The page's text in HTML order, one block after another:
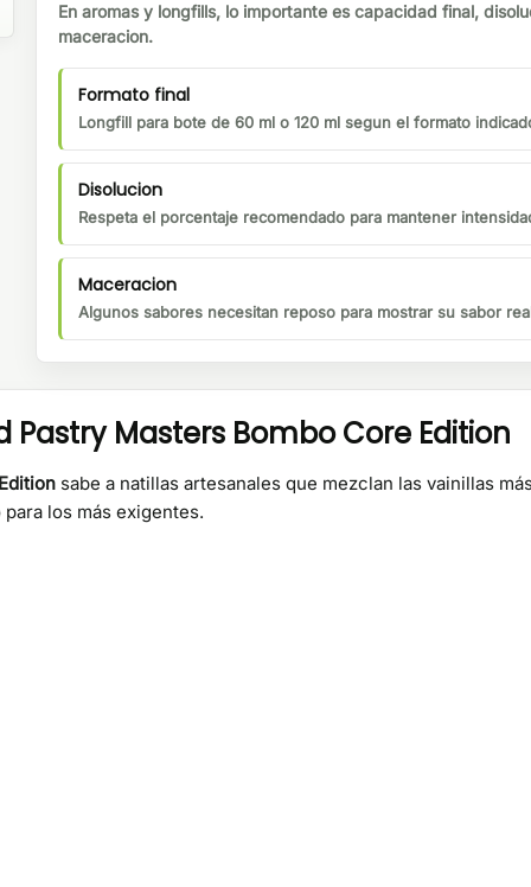
En aromas y longfills, lo importante es capacidad final,
maceracion.
Formato final
Longfill para bote de 60 ml o 120 ml segun el formato
Disolucion
Respeta el porcentaje recomendado para mantener
Maceracion
Algunos sabores necesitan reposo para mostrar su sabor
Masters Bombo Core Edition
sabe a natillas artesanales que mezclan las vainillas
los más exigentes.